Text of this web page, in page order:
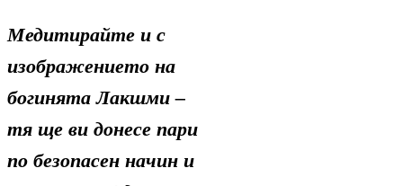
Медитирайте и с
изображението на
богинята Лакшми –
тя ще ви донесе пари
по безопасен начин и